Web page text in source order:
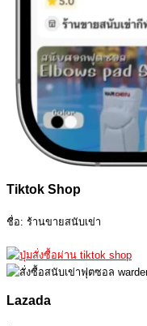
Tiktok Shop
ชื่อ: ร้านขายสนับเข่า
Lazada